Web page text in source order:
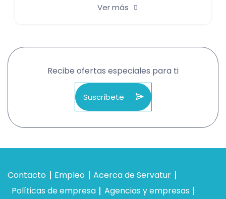
Ver más
Recibe ofertas especiales para ti
Suscríbete
Contacto Empleo
Acerca de Servatur
Políticas de empresa
Agencias y empresas